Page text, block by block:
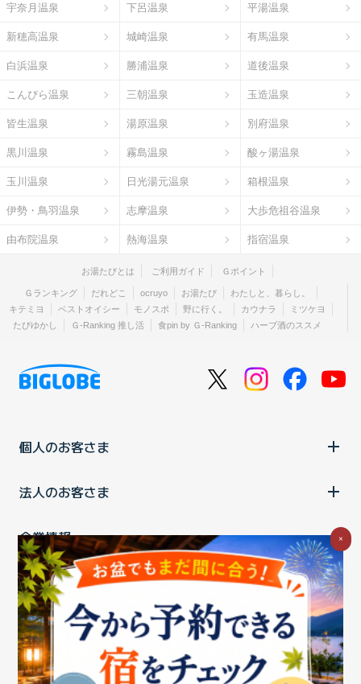
宇奈月温泉 下呂温泉 平湯温泉
新穂高温泉 城崎温泉 有馬温泉
白浜温泉 勝浦温泉 道後温泉
こんぴら温泉 三朝温泉 玉造温泉
皆生温泉 湯原温泉 別府温泉
黒川温泉 霧島温泉 酸ヶ湯温泉
玉川温泉 日光湯元温泉 箱根温泉
伊勢・鳥羽温泉 志摩温泉 大歩危祖谷温泉
由布院温泉 熱海温泉 指宿温泉
お湯たびとは ご利用ガイド Ｇポイント
Ｇランキング だれどこ ocruyo お湯たび
わたしと、暮らし。
キテミヨ
ベストオイシー モノスポ 野に行く。 カウナラ
ミツケヨ
たびゆかし
Ｇ-Ranking 推し活 食pin by Ｇ-Ranking ハーブ酒のススメ
個人のお客さま
法人のお客さま
企業情報
ご利用中の方
お問い合わせ消費税の表示 ウェブアクセシビリティの取り組み
個人情報保護ポリシープライバシーポータル
Cookieポリシー
特定商取引法に基づく表記情報セキュリティ基本方針
×